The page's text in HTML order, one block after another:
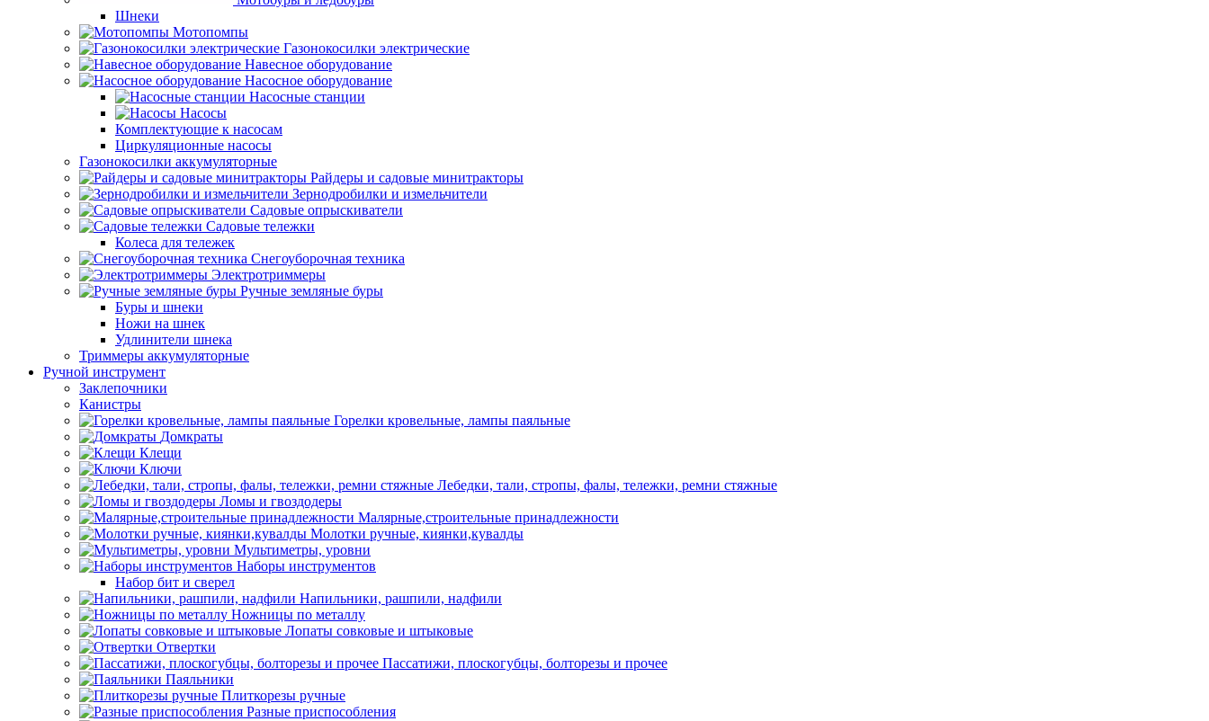
Шнеки
Мотопомпы
Газонокосилки электрические
Навесное оборудование
Насосное оборудование
Насосные станции
Насосы
Комплектующие к насосам
Циркуляционные насосы
Газонокосилки аккумуляторные
Райдеры и садовые минитракторы
Зернодробилки и измельчители
Садовые опрыскиватели
Садовые тележки
Колеса для тележек
Снегоуборочная техника
Электротриммеры
Ручные земляные буры
Буры и шнеки
Ножи на шнек
Удлинители шнека
Триммеры аккумуляторные
Ручной инструмент
Заклепочники
Канистры
Горелки кровельные, лампы паяльные
Домкраты
Клещи
Ключи
Лебедки, тали, стропы, фалы, тележки, ремни стяжные
Ломы и гвоздодеры
Малярные,строительные принадлежности
Молотки ручные, киянки,кувалды
Мультиметры, уровни
Наборы инструментов
Набор бит и сверел
Напильники, рашпили, надфили
Ножницы по металлу
Лопаты совковые и штыковые
Отвертки
Пассатижи, плоскогубцы, болторезы и прочее
Паяльники
Плиткорезы ручные
Разные приспособления